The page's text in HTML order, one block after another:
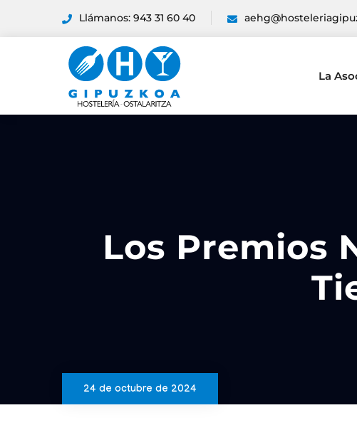
Llámanos: 943 31 60 40
La
Los Premios
24 de octubre de 2024